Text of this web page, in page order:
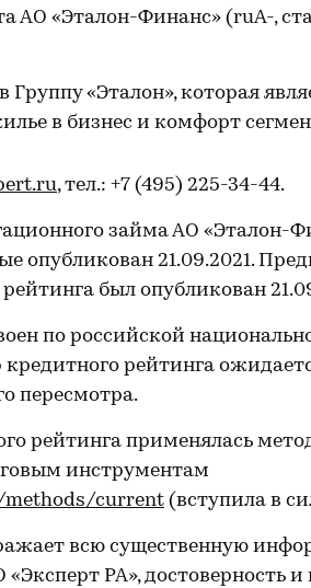
АО «Эталон-Финанс» (ruA-,
«Эталон», которая
в бизнес и комфорт
, тел.: +7 (495) 225-34-44.
займа АО «Эталон-
опубликован 21.09.2021.
был опубликован
по российской
рейтинга
пересмотра.
рейтинга применялась
инструментам
current (вступила в
всю существенную
РА», достоверность